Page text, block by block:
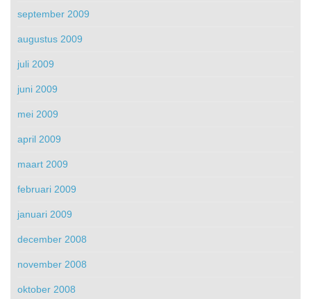
september 2009
augustus 2009
juli 2009
juni 2009
mei 2009
april 2009
maart 2009
februari 2009
januari 2009
december 2008
november 2008
oktober 2008